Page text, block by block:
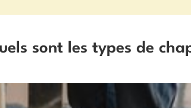
sont les types de